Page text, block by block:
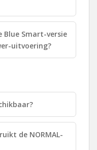
Blue Smart-versie
uitvoering?
de NORMAL-